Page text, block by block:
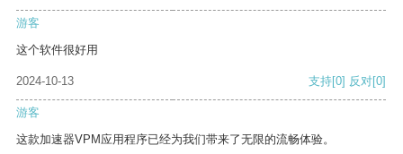
游客
这个软件很好用
2024-10-13 支持[0] 反对[0]
游客
这款加速器VPM应用程序已经为我们带来了无限的流畅体验。